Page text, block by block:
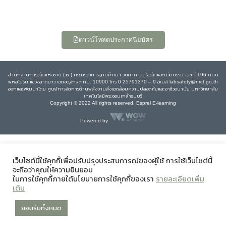
ดาวน์โหลดประกาศนียบัตร
สำนักงานการวิจัยแห่งชาติ (วช.) กระทรวงการอุดมศึกษา วิทยาศาสตร์ วิจัยและนวัตกรรม เลขที่ 196 ถนน
พหลโยธิน แขวงลาดยาว เขตจตุจักร กทม. 10900 โทร 0 25791370 – 9 อีเมล์ labsafety@nrct.go.th
ออกและพัฒนาโดย ศูนย์การจัดการด้านพลังงานสิ่งแวดล้อมความปลอดภัยและอาชีวอนามัย มหาวิทยาลัย
เทคโนโลยีพระจอมเกล้าธนบุรี
Copyright © 2022 All rights reserved, Esprel E-learning
Powered by
เว็บไซต์นี้ใช้คุกกี้เพื่อปรับปรุงประสบการณ์ของผู้ใช้ การใช้เว็บไซต์นี้
จะถือว่าคุณให้ความยินยอม
ในการใช้คุกกี้ภายใต้นโยบายการใช้คุกกี้ของเรา รายละเอียดเพิ่ม
เติม
ยอมรับทั้งหมด